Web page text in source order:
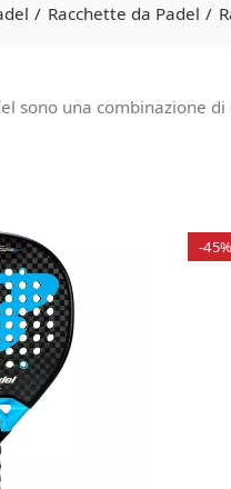
Racchette da Padel
sono una combinazione
-45%